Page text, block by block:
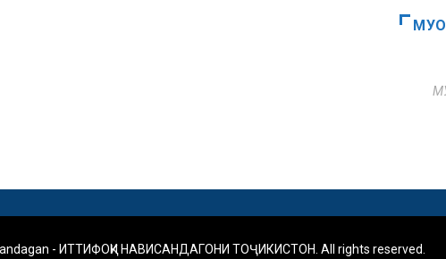
- ИТТИФОҚИ НАВИСАНДАГОНИ ТОҶИКИСТОН. All rights reserved.